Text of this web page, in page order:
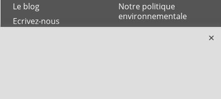
Notre politique
environnementale
Le blog
Ecrivez-nous